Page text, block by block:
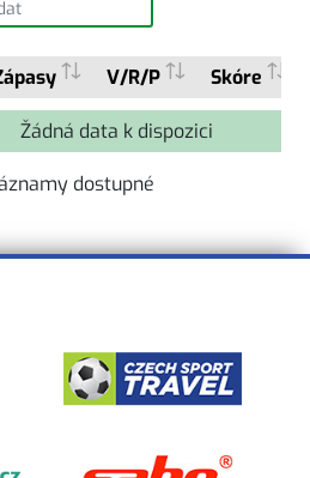
V/R/P Skóre
Žádná data k dispozici
dostupné